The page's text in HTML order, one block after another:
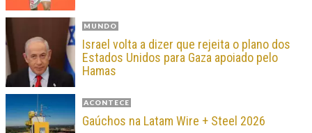
MUNDO
Israel volta a dizer que rejeita o plano dos
Estados Unidos para Gaza apoiado pelo
Hamas
ACONTECE
Gaúchos na Latam Wire + Steel 2026